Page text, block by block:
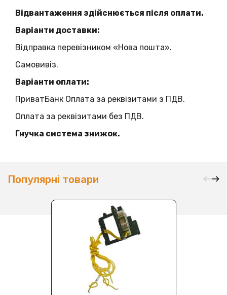
Відвантаження здійснюється після оплати.
Варіанти доставки:
Відправка перевізником «Нова пошта».
Самовивіз.
Варіанти оплати:
ПриватБанк Оплата за реквізитами з ПДВ.
Оплата за реквізитами без ПДВ.
Гнучка система знижок.
Популярні товари